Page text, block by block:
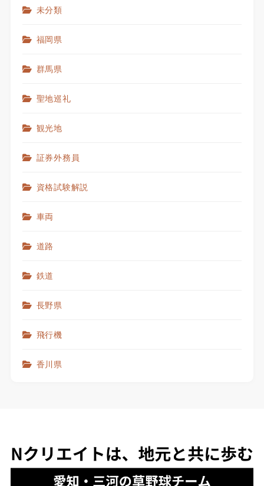
未分類
福岡県
群馬県
聖地巡礼
観光地
証券外務員
資格試験解説
車両
道路
鉄道
長野県
飛行機
香川県